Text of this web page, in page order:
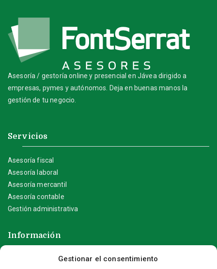
Gestionar el consentimiento
Asesoría / gestoría online y presencial en Jávea dirigido a
empresas, pymes y autónomos. Deja en buenas manos la
gestión de tu negocio.
Servicios
Asesoría fiscal
Asesoría laboral
Asesoría mercantil
Asesoría contable
Gestión administrativa
Información